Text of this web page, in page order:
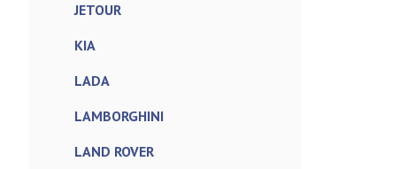
JETOUR
KIA
LADA
LAMBORGHINI
LAND ROVER